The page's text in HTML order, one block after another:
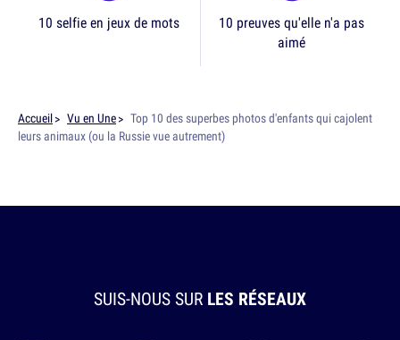
10 selfie en jeux de mots
10 preuves qu'elle n'a pas
aimé
Accueil Vu en Une
Top 10 des superbes photos d'enfants qui cajolent
leurs animaux (ou la Russie vue autrement)
SUIS-NOUS SUR LES RÉSEAUX